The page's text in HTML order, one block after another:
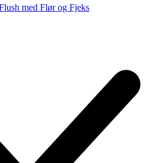
med Flør og Fjeks